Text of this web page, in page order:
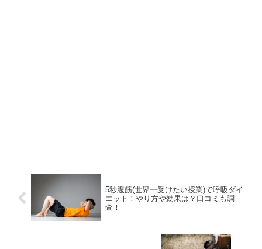
5秒腹筋(世界一受けたい授業)で呼吸ダイ
エット！やり方や効果は？口コミも調
査！